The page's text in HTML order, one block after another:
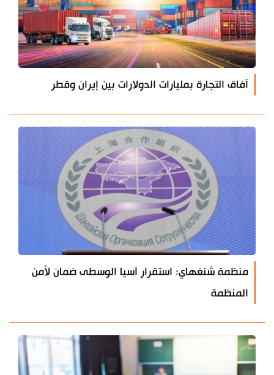
آفاق التجارة بمليارات الدولارات بين إيران وقطر
منظمة شنغهاي: استقرار آسيا الوسطى ضمان لأمن
المنظمة